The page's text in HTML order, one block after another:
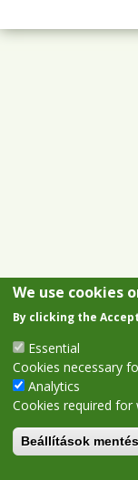
We use cookies
By clicking the
Essential
Cookies necessary
Analytics
Cookies required for
Beállítások